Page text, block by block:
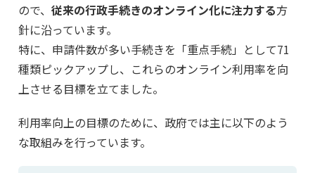
ので、 従来の行政手続きのオンライン化に注力する方
針に沿っています。
特に、申請件数が多い手続きを「重点手続」として71
種類ピックアップし、これらのオンライン利用率を向
上させる目標を立てました。
利用率向上の目標のために、政府では主に以下のよう
な取組みを行っています。